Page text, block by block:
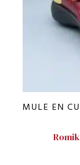
MULE EN